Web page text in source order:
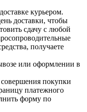
курьером.
доставки, чтобы
сдачу с любой
получаете
или оформлении в
покупки
платежного
форму по